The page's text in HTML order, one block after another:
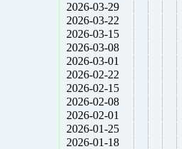
2026-03-29
2026-03-22
2026-03-15
2026-03-08
2026-03-01
2026-02-22
2026-02-15
2026-02-08
2026-02-01
2026-01-25
2026-01-18